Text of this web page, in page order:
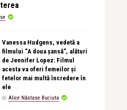
Vanessa Hudgens, vedetă a
filmului “A doua șansă”, alături
de Jennifer Lopez: Filmul
acesta va oferi femeilor și
fetelor mai multă încredere în
ele
de Alice Năstase Buciuta